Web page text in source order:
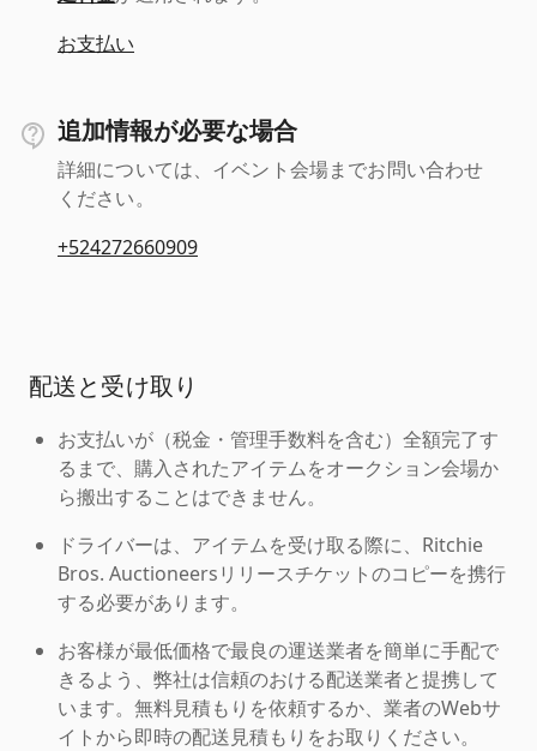
お支払い
追加情報が必要な場合
詳細については、イベント会場までお問い合わせ
ください。
+524272660909
配送と受け取り
お支払いが（税金・管理手数料を含む）全額完了す
るまで、購入されたアイテムをオークション会場か
ら搬出することはできません。
ドライバーは、アイテムを受け取る際に、Ritchie
Bros. Auctioneersリリースチケットのコピーを携行
する必要があります。
お客様が最低価格で最良の運送業者を簡単に手配で
きるよう、弊社は信頼のおける配送業者と提携して
います。無料見積もりを依頼するか、業者のWebサ
イトから即時の配送見積もりをお取りください。